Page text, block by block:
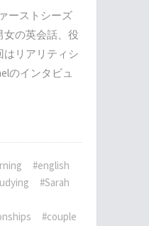
ーストシーズ
女の英会話、役
はリアリティシ
のインタビュ
#english
#Sarah
#couple